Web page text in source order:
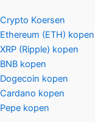
Crypto Koersen
Ethereum (ETH) kopen
XRP (Ripple) kopen
BNB kopen
Dogecoin kopen
Cardano kopen
Pepe kopen